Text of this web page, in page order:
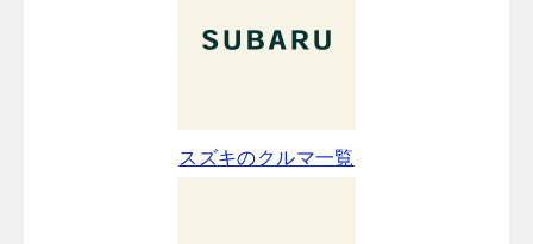
スズキのクルマ一覧